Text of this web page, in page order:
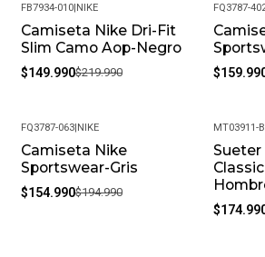
-32%
FB7934-010|NIKE
Camiseta Nike Dri-Fit
Slim Camo Aop-Negro
$149.990$219.990
-18%
FQ3787-
-21%
FQ3787-063|NIKE
Camiseta Nike
Sportswear-Gris
$154.990$194.990
-41%
MT03911-
Sueter